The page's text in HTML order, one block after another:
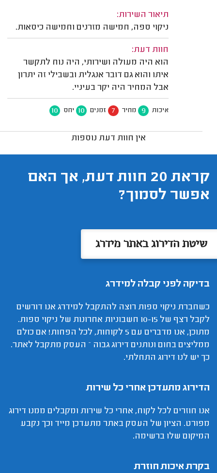
תיאור השירות:
ניקוי ספה, חמישה מזרנים וחמישה כיסאות.
חוות דעת:
הוא היה מעולה ושירותי, היה נוח לתקשר
איתו והוא גם דובר אנגלית ובשבילי זה יתרון
אבל המחיר היה יקר בעיניי.
איכות 9 מחיר 7 זמנים 10 יחס 10
אין חוות דעת נוספות
קראת 20 חוות דעת, אך האם
אפשר לסמוך?
שיטת הדירוג באתר מידרג
בדיקה לפני קבלה למידרג
כשחברת ניקוי ספות רוצה להתקבל למידרג אנו דורשים
לקבל רצף של 10-15 חשבוניות אחרונות של ניקוי ספות.
מתוכן, אנו מדברים עם 5 לקוחות, לכל הפחות! אם כולם
ממליצים בחום ונותנים דירוג גבוה – העסק מתקבל לאתר.
כך יש לנו דירוג התחלתי.
הדירוג מתעדכן אחרי כל שירות
אנו חוזרים לכל לקוח, אחרי כל שירות ומקבלים ממנו דירוג
מפורט. הציון של העסק באתר מתעדכן מייד וכך נקבע
המיקום שלו ברשימה.
בקרת איכות חוזרת